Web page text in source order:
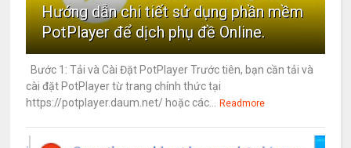
Hướng dẫn chi tiết sử dụng phần mềm
PotPlayer để dịch phụ đề Online.
Bước 1: Tải và Cài Đặt PotPlayer Trước tiên, bạn cần tải và
cài đặt PotPlayer từ trang chính thức tại
https://potplayer.daum.net/ hoặc các...
Readmore